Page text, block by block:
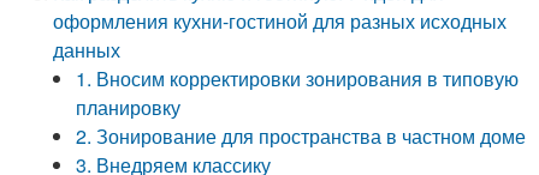
оформления кухни-гостиной для разных исходных
данных
1. Вносим корректировки зонирования в типовую
планировку
2. Зонирование для пространства в частном доме
3. Внедряем классику